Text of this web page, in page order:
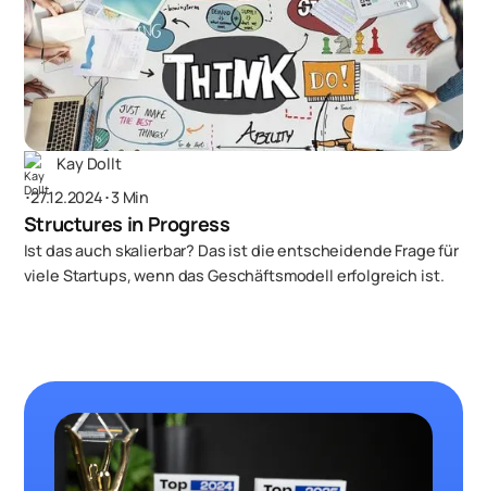
Kay Dollt
･27.12.2024･3 Min
Structures in Progress
Ist das auch skalierbar? Das ist die entscheidende Frage für
viele Startups, wenn das Geschäftsmodell erfolgreich ist.